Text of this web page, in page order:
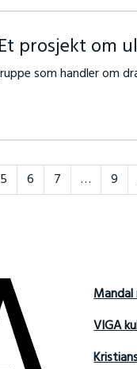
prosjekt om
som handler om
5 6 7 … 9
VIGA